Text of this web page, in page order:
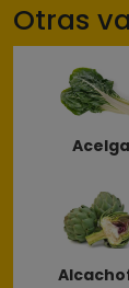
Otras
Acelga